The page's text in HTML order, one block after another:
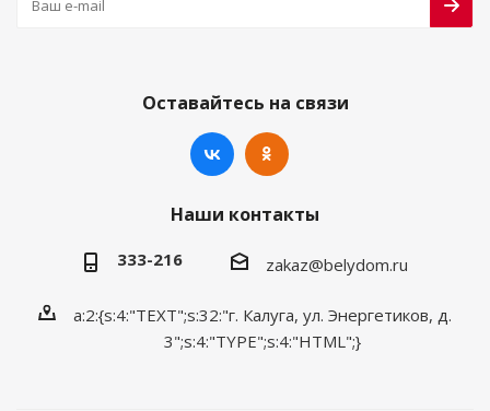
Оставайтесь на связи
Наши контакты
333-216 zakaz@belydom.ru
a:2:{s:4:"TEXT";s:32:"г. Калуга, ул. Энергетиков, д.
3";s:4:"TYPE";s:4:"HTML";}